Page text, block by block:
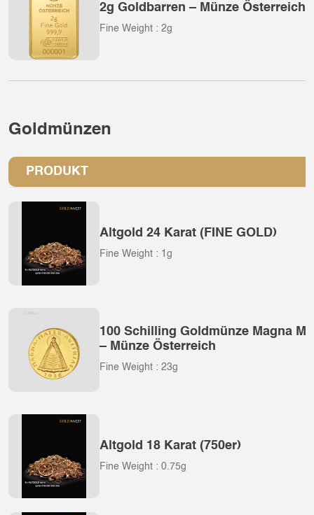
2g Goldbarren – Münze Österreich
Fine Weight : 2g
Goldmünzen
PRODUKT
Altgold 24 Karat (FINE GOLD)
Fine Weight : 1g
100 Schilling Goldmünze Magna
– Münze Österreich
Fine Weight : 23g
Altgold 18 Karat (750er)
Fine Weight : 0.75g